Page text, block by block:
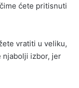
ćete pritisnuti
vratiti u veliku,
njabolji izbor, jer